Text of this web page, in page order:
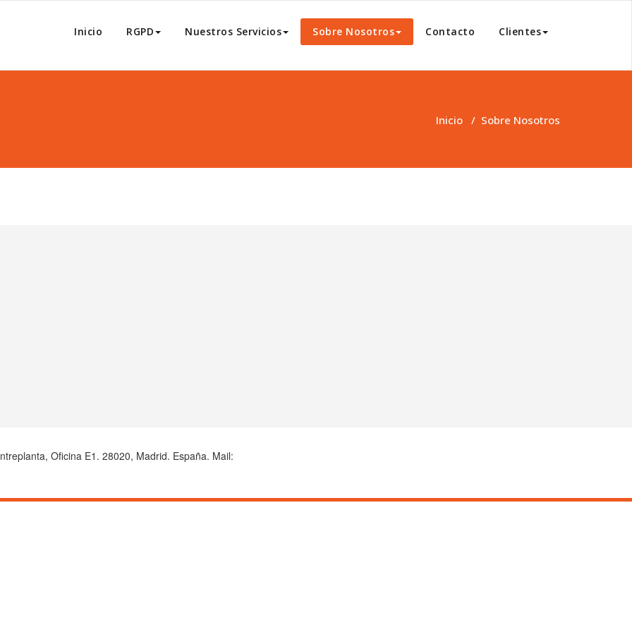
De Datos
Inicio RGPD Nuestros Servicios Sobre Nosotros Contacto Clientes
Inicio / Sobre Nosotros
Oficina E1. 28020, Madrid. España. Mail: